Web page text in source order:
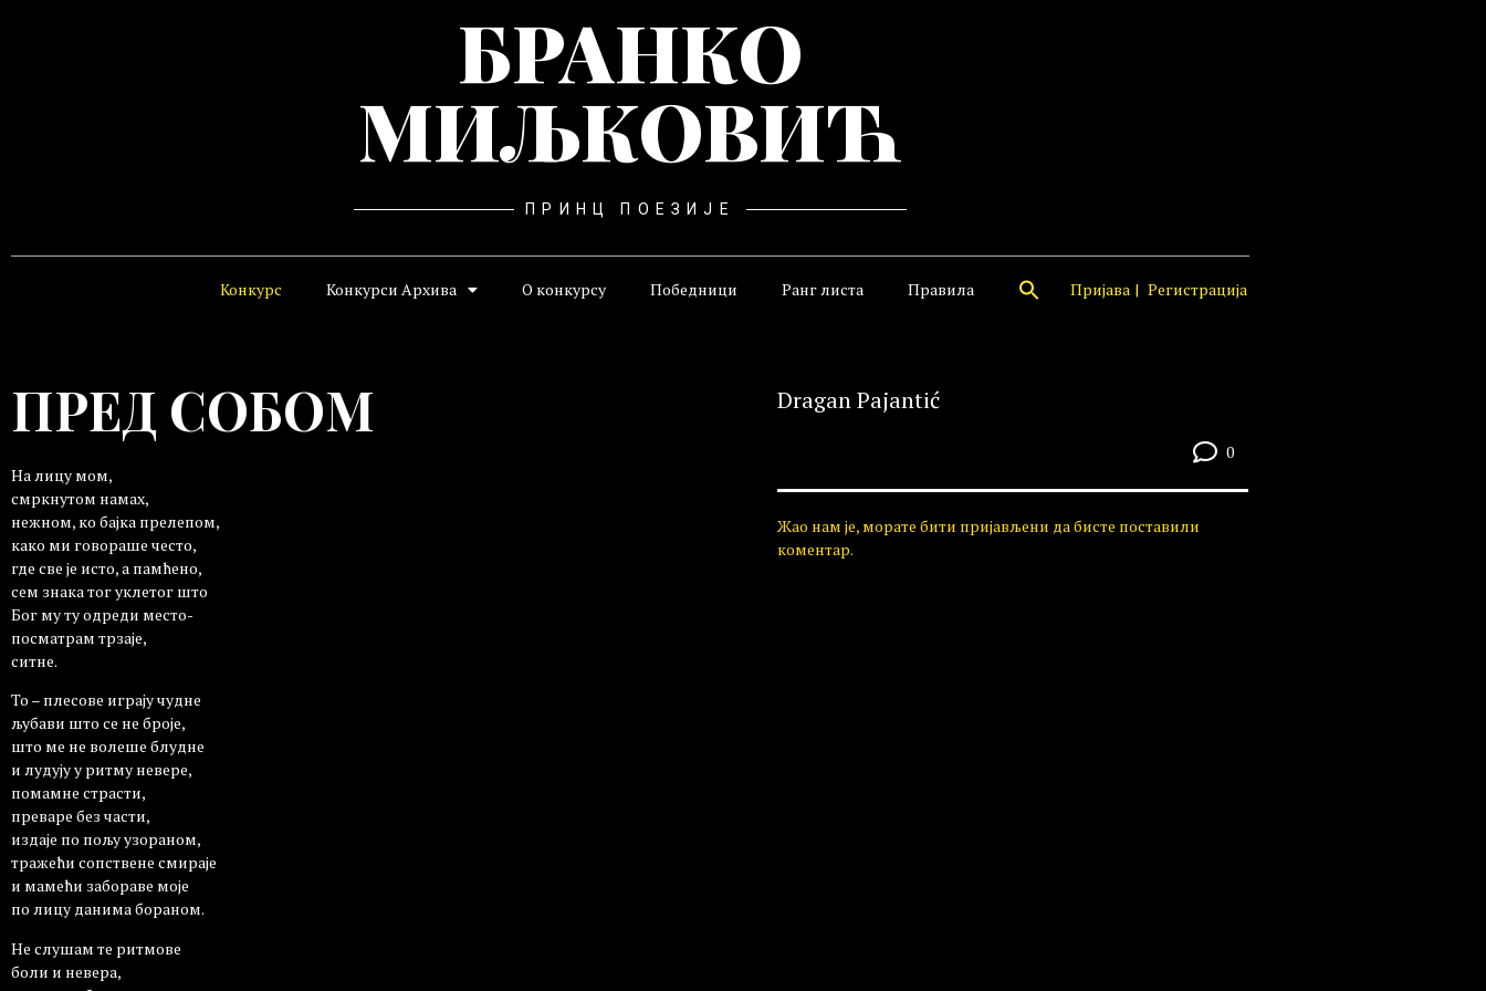
БРАНКО
МИЉКОВИЋ
ПРИНЦ ПОЕЗИЈЕ
Конкурс Конкурси Архива О конкурсу Победници Ранг листа Правила Пријава Регистрација
ПРЕД СОБОМ
На лицу мом,
смркнутом намах,
нежном, ко бајка прелепом,
како ми говораше често,
где све је исто, а памћено,
сем знака тог уклетог што
Бог му ту одреди место-
посматрам трзаје,
ситне.
То – плесове играју чудне
љубави што се не броје,
што ме не волеше блудне
и лудују у ритму невере,
помамне страсти,
преваре без части,
издаје по пољу узораном,
тражећи сопствене смираје
и мамећи забораве моје
по лицу данима бораном.
Не слушам те ритмове
боли и невера,
Dragan Pajantić
0
Жао нам је, морате бити пријављени да бисте поставили
коментар.